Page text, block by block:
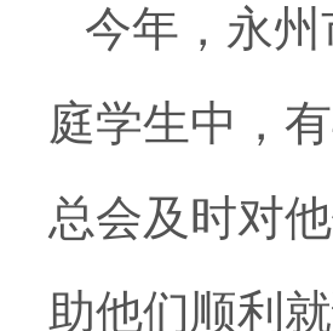
今年，永
庭学生中，
总会及时对
助他们顺利就